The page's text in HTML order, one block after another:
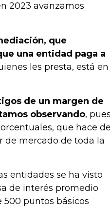
2023 avanzamos
que
una entidad paga a
les presta, está en
de un margen de
observando, pues
que hace de
de mercado de toda la
entidades se ha visto
de interés promedio
500 puntos básicos